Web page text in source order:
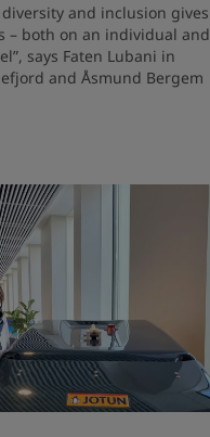
diversity and inclusion gives
– both on an individual and
says Faten Lubani in
and Åsmund Bergem